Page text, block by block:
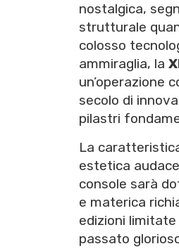
nostalgica,
strutturale
colosso
ammiraglia, la
un’operazione
secolo di
pilastri
La
estetica
console sarà
e materica
edizioni
passato